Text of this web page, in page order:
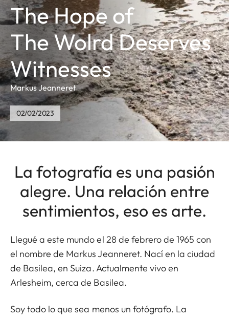
The Hope of
The Wolrd Deserves
Witnesses
Markus Jeanneret
02/02/2023
La fotografía es una pasión
alegre. Una relación entre
sentimientos, eso es arte.
Llegué a este mundo el 28 de febrero de 1965 con
el nombre de Markus Jeanneret. Nací en la ciudad
de Basilea, en Suiza. Actualmente vivo en
Arlesheim, cerca de Basilea.
Soy todo lo que sea menos un fotógrafo. La